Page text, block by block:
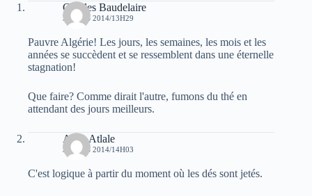
Charles Baudelaire
3 MARS 2014/13H29
Pauvre Algérie! Les jours, les semaines, les mois et les
années se succèdent et se ressemblent dans une éternelle
stagnation!
Que faire? Comme dirait l'autre, fumons du thé en
attendant des jours meilleurs.
Atala Atlale
3 MARS 2014/14H03
C'est logique à partir du moment où les dés sont jetés.